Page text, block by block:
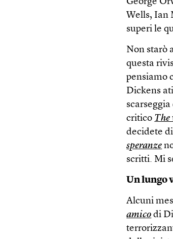
Wells, Ian
superi le
Non starò
questa
pensiamo
Dickens
critico The
decidete
speranze
scritti. Mi
Un lungo
Alcuni
amico di